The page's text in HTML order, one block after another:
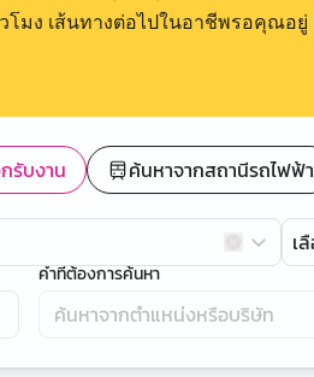
วโมง เส้นทางต่อไปในอาชีพรอคุณอยู่
รับงาน ค้นหาจากสถานีรถไฟฟ้า
เ
คำที่ต้องการค้นหา